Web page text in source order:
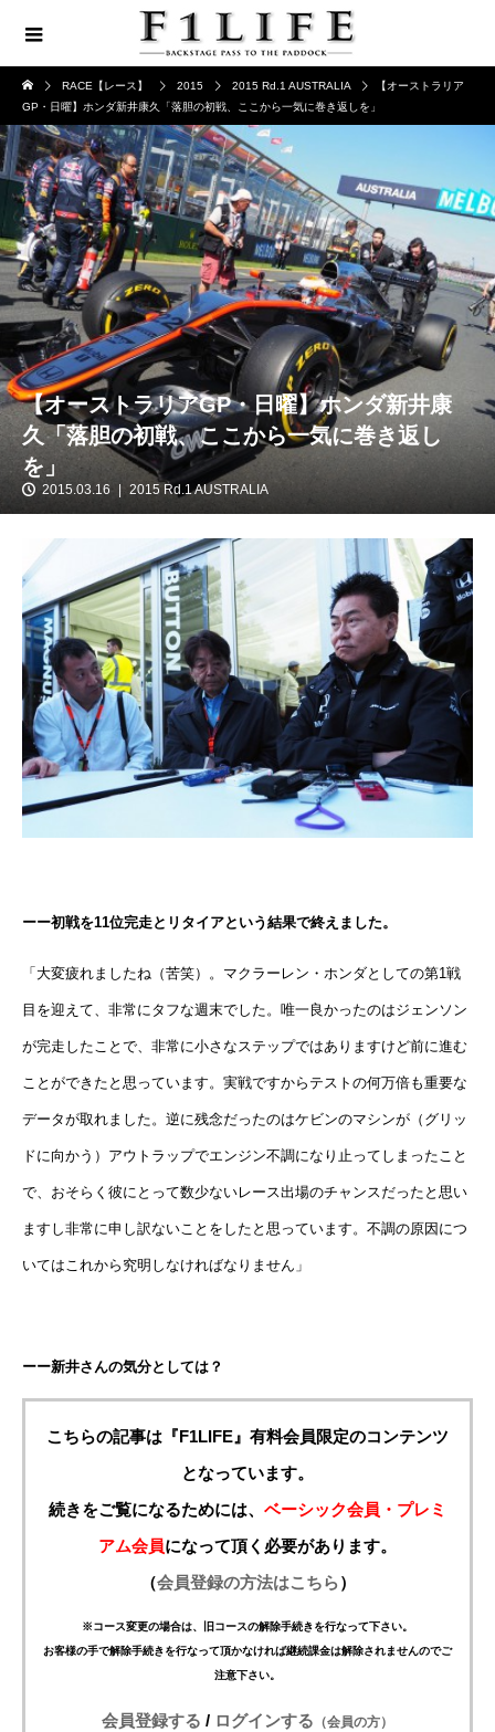
RACE【レース】 2015 2015 Rd.1 AUSTRALIA
【オーストラリア
GP・日曜】ホンダ新井康久「落胆の初戦、ここから一気に巻き返しを」
【オーストラリアGP・日曜】ホンダ新井康
久「落胆の初戦、ここから一気に巻き返し
を」
2015.03.16 2015 Rd.1 AUSTRALIA
ーー初戦を11位完走とリタイアという結果で終えました。
「大変疲れましたね（苦笑）。マクラーレン・ホンダとしての第1戦
目を迎えて、非常にタフな週末でした。唯一良かったのはジェンソン
が完走したことで、非常に小さなステップではありますけど前に進む
ことができたと思っています。実戦ですからテストの何万倍も重要な
データが取れました。逆に残念だったのはケビンのマシンが（グリッ
ドに向かう）アウトラップでエンジン不調になり止ってしまったこと
で、おそらく彼にとって数少ないレース出場のチャンスだったと思い
ますし非常に申し訳ないことをしたと思っています。不調の原因につ
いてはこれから究明しなければなりません」
ーー新井さんの気分としては？
こちらの記事は『F1LIFE』有料会員限定のコンテンツ
となっています。
続きをご覧になるためには、 ベーシック会員・プレミ
アム会員になって頂く必要があります。
（会員登録の方法はこちら）
※コース変更の場合は、旧コースの解除手続きを行なって下さい。
お客様の手で解除手続きを行なって頂かなければ継続課金は解除されませんのでご
注意下さい。
会員登録する / ログインする （会員の方）